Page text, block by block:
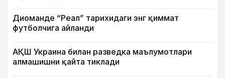
Диоманде “Реал” тарихидаги энг қиммат
футболчига айланди
АҚШ Украина билан разведка маълумотлари
алмашишни қайта тиклади